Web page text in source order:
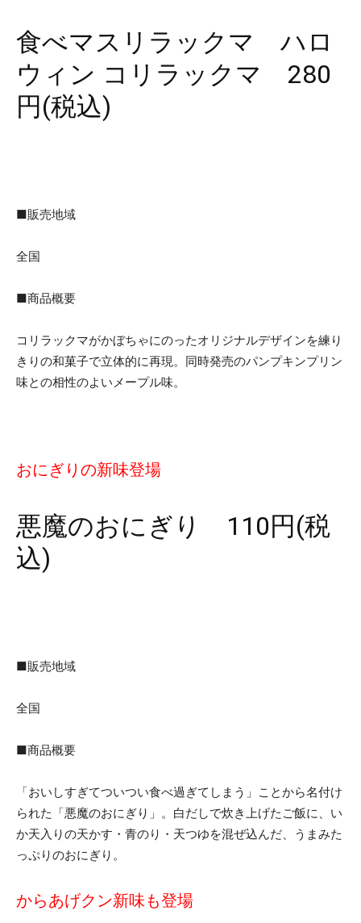
食べマスリラックマ ハロ
ウィン コリラックマ 280
円(税込)
■販売地域
全国
■商品概要
コリラックマがかぼちゃにのったオリジナルデザインを練り
きりの和菓子で立体的に再現。同時発売のパンプキンプリン
味との相性のよいメープル味。
おにぎりの新味登場
悪魔のおにぎり 110円(税
込)
■販売地域
全国
■商品概要
「おいしすぎてついつい食べ過ぎてしまう」ことから名付け
られた「悪魔のおにぎり」。白だしで炊き上げたご飯に、い
か天入りの天かす・青のり・天つゆを混ぜ込んだ、うまみた
っぷりのおにぎり。
からあげクン新味も登場